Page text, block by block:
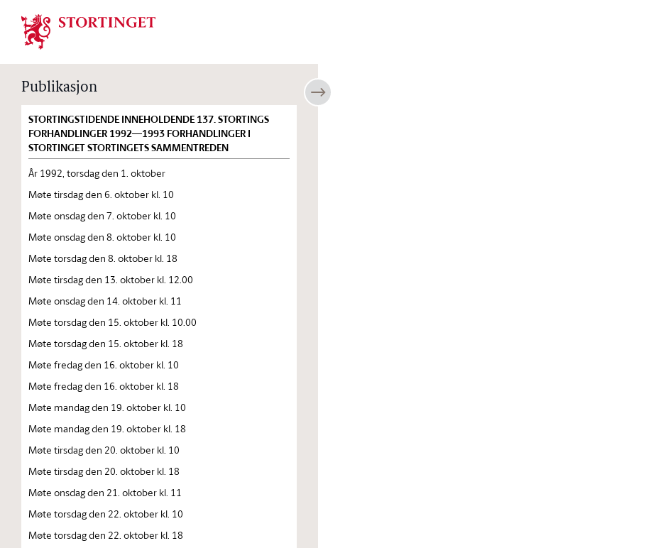
Stortinget.no
Publikasjon
STORTINGSTIDENDE INNEHOLDENDE 137. STORTINGS
FORHANDLINGER 1992—1993 FORHANDLINGER I
STORTINGET STORTINGETS SAMMENTREDEN
År 1992, torsdag den 1. oktober
Møte tirsdag den 6. oktober kl. 10
Møte onsdag den 7. oktober kl. 10
Møte onsdag den 8. oktober kl. 10
Møte torsdag den 8. oktober kl. 18
Møte tirsdag den 13. oktober kl. 12.00
Møte onsdag den 14. oktober kl. 11
Møte torsdag den 15. oktober kl. 10.00
Møte torsdag den 15. oktober kl. 18
Møte fredag den 16. oktober kl. 10
Møte fredag den 16. oktober kl. 18
Møte mandag den 19. oktober kl. 10
Møte mandag den 19. oktober kl. 18
Møte tirsdag den 20. oktober kl. 10
Møte tirsdag den 20. oktober kl. 18
Møte onsdag den 21. oktober kl. 11
Møte torsdag den 22. oktober kl. 10
Møte torsdag den 22. oktober kl. 18